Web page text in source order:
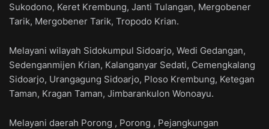
Sukodono, Keret Krembung, Janti Tulangan, Mergobener
Tarik, Mergobener Tarik, Tropodo Krian.
Melayani wilayah Sidokumpul Sidoarjo, Wedi Gedangan,
Sedenganmijen Krian, Kalanganyar Sedati, Cemengkalang
Sidoarjo, Urangagung Sidoarjo, Ploso Krembung, Ketegan
Taman, Kragan Taman, Jimbarankulon Wonoayu.
Melayani daerah Porong , Porong , Pejangkungan